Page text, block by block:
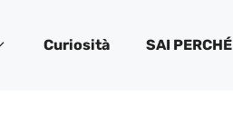
Curiosità SAI PERCHÉ